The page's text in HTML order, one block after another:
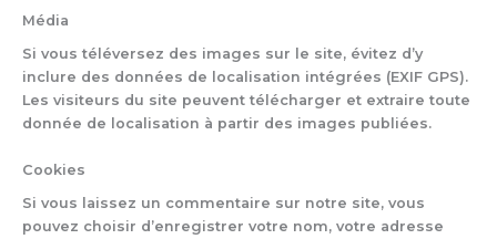
Média
Si vous téléversez des images sur le site, évitez d’y
inclure des données de localisation intégrées (EXIF GPS).
Les visiteurs du site peuvent télécharger et extraire toute
donnée de localisation à partir des images publiées.
Cookies
Si vous laissez un commentaire sur notre site, vous
pouvez choisir d’enregistrer votre nom, votre adresse